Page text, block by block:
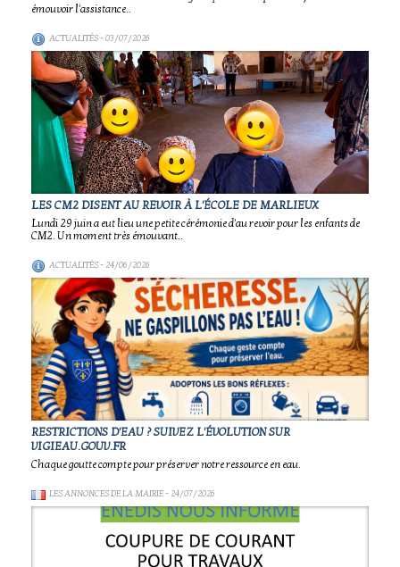
émouvoir l'assistance..
ACTUALITÉS- 03/07/2026
LES CM2 DISENT AU REVOIR À L'ÉCOLE DE MARLIEUX
Lundi 29 juin a eut lieu une petite cérémonie d'au revoir pour les enfants de
CM2. Un moment très émouvant..
ACTUALITÉS- 24/06/2026
RESTRICTIONS D'EAU ? SUIVEZ L'ÉVOLUTION SUR
VIGIEAU.GOUV.FR
Chaque goutte compte pour préserver notre ressource en eau.
LES ANNONCES DE LA MAIRIE- 24/07/2026